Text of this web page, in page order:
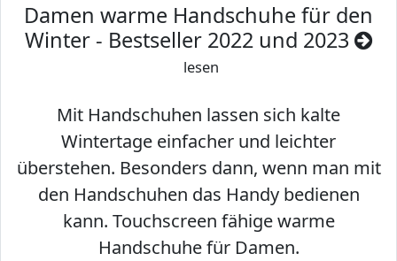
Damen warme Handschuhe für den
Winter - Bestseller 2022 und 2023
lesen
Mit Handschuhen lassen sich kalte
Wintertage einfacher und leichter
überstehen. Besonders dann, wenn man mit
den Handschuhen das Handy bedienen
kann. Touchscreen fähige warme
Handschuhe für Damen.